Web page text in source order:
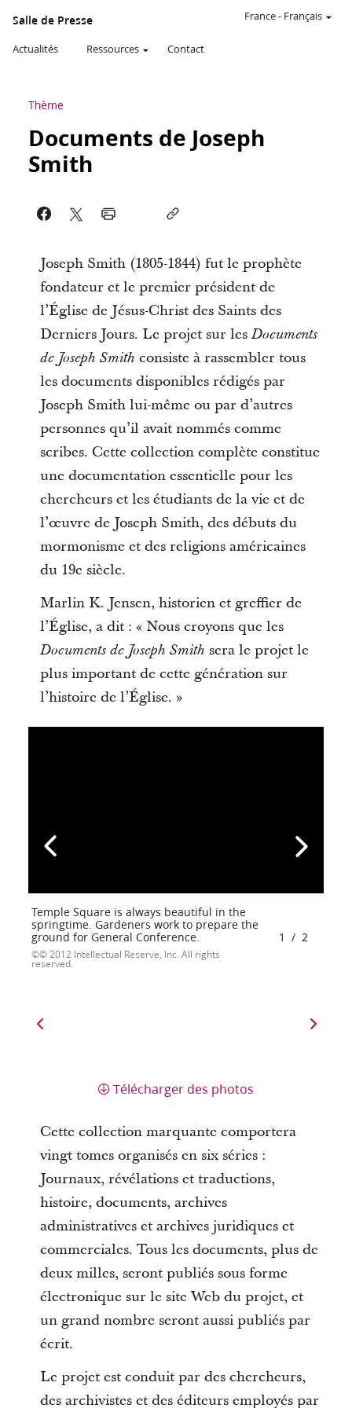
Salle de Presse
Actualités Ressources Contact
France- Français
Thème
Documents de Joseph
Smith
Joseph Smith (1805-1844) fut le prophète
fondateur et le premier président de
l’Église de Jésus-Christ des Saints des
Derniers Jours. Le projet sur lesDocuments
de Joseph Smith consiste à rassembler tous
les documents disponibles rédigés par
Joseph Smith lui-même ou par d’autres
personnes qu’il avait nommés comme
scribes. Cette collection complète constitue
une documentation essentielle pour les
chercheurs et les étudiants de la vie et de
l’œuvre de Joseph Smith, des débuts du
mormonisme et des religions américaines
du 19e siècle.
Marlin K. Jensen, historien et greffier de
l’Église, a dit : « Nous croyons que les
Documents de Joseph Smith sera le projet le
plus important de cette génération sur
l’histoire de l’Église. »
Temple Square is always beautiful in the
springtime. Gardeners work to prepare the
ground for General Conference.
© 2012 Intellectual Reserve, Inc. All rights
reserved.
1 / 2
Télécharger des photos
Cette collection marquante comportera
vingt tomes organisés en six séries :
Journaux, révélations et traductions,
histoire, documents, archives
administratives et archives juridiques et
commerciales. Tous les documents, plus de
deux milles, seront publiés sous forme
électronique sur le site Web du projet, et
un grand nombre seront aussi publiés par
écrit.
Le projet est conduit par des chercheurs,
des archivistes et des éditeurs employés par